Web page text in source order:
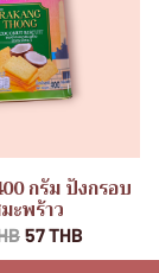
กรัม ปังกรอบ
ะพร้าว
57 THB